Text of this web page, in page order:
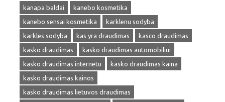
kanapa baldai
kanebo kosmetika
kanebo sensai kosmetika
karklenu sodyba
karkles sodyba
kas yra draudimas
kasco draudimas
kasko draudimas
kasko draudimas automobiliui
kasko draudimas internetu
kasko draudimas kaina
kasko draudimas kainos
kasko draudimas lietuvos draudimas